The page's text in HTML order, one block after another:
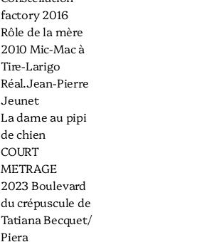
factory 2016
Rôle de la mère
2010 Mic-Mac à
Tire-Larigo
Réal.Jean-Pierre
Jeunet
La dame au pipi
de chien
COURT
METRAGE
2023 Boulevard
du crépuscule de
Tatiana Becquet/
Piera